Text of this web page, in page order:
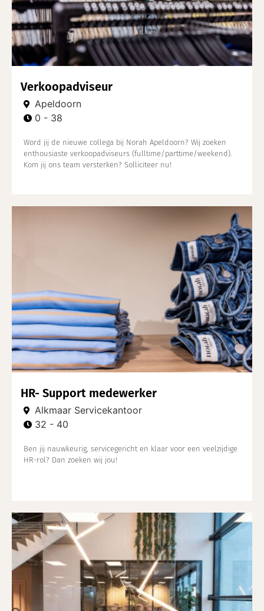
Verkoopadviseur
Apeldoorn
0 - 38
Word jij de nieuwe collega bij Norah Apeldoorn? Wij zoeken
enthousiaste verkoopadviseurs (fulltime/parttime/weekend).
Kom jij ons team versterken? Solliciteer nu!
HR- Support medewerker
Alkmaar Servicekantoor
32 - 40
Ben jij nauwkeurig, servicegericht en klaar voor een veelzijdige
HR-rol? Dan zoeken wij jou!